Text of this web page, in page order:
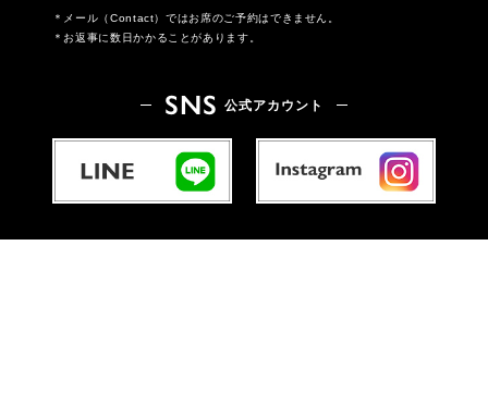
メール（Contact）ではお席のご予約はできません。
お返事に数日かかることがあります。
SNS 公式アカウント